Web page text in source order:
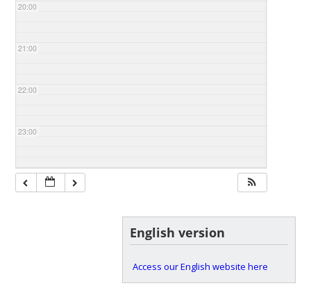
20:00
21:00
22:00
23:00
English version
Access our English website here